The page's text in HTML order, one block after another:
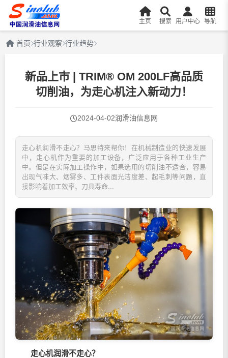
主页 搜索 用户中心 导航
首页 行业观察 行业趋势
新品上市 | TRIM® OM 200LF高品质
切削油，为走心机注入新动力！
2024-04-02润滑油信息网
走心机润滑不走心？马思特来帮你！在机械制造业的快速发展
中，走心机作为重要的加工设备，广泛应用于各种工业生产
中。但是在实际加工操作中，如果选用的切削油不适合，容易
出现气味大、烟雾多、工件表面光洁度差、起毛刺等问题，直
接影响着加工效率、刀具寿命...
走心机润滑不走心？